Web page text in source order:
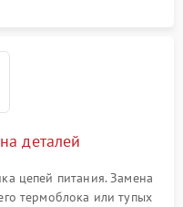
деталей
цепей питания. Замена
термоблока или тупых